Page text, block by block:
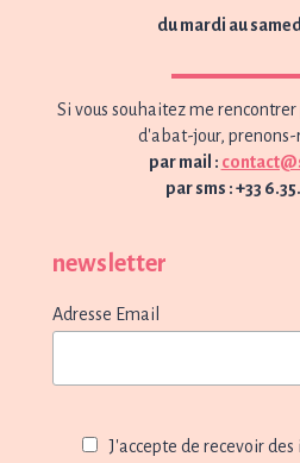
du mardi au
Si vous souhaitez me
d'abat-jour, prenons-
par mail :
par sms : +33
newsletter
Adresse Email
J'accepte de recevoir